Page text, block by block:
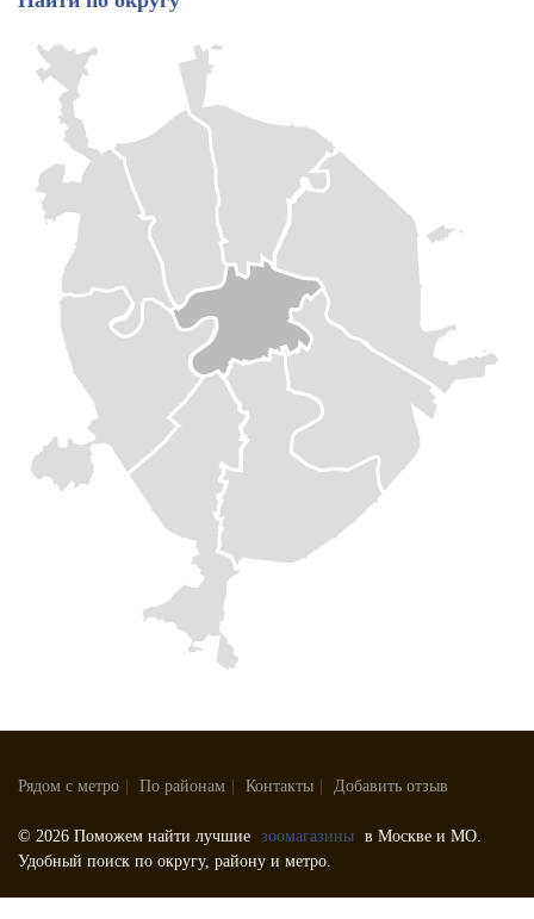
Рядом с метро | По районам | Контакты | Добавить отзыв
© 2026 Поможем найти лучшие зоомагазины в Москве и МО.
Удобный поиск по округу, району и метро.